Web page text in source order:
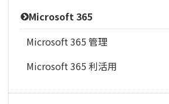
Microsoft 365
Microsoft 365 管理
Microsoft 365 利活用